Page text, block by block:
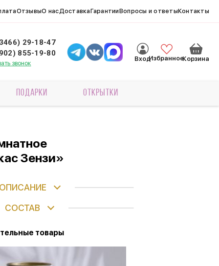
ОтзывыО насДоставкаГарантииВопросы и ответыКонтакты
29-18-47
855-19-80
звонок
ВходИзбранноеКорзина
ПОДАРКИ ОТКРЫТКИ
Зензи»
ОПИСАНИЕ
СОСТАВ
товары